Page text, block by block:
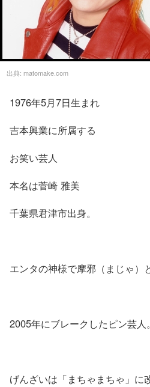
出典: matomake.com
1976年5月7日生まれ
吉本興業に所属する
お笑い芸人
本名は菅崎 雅美
千葉県君津市出身。
エンタの神様で摩邪（まじゃ）
2005年にブレークしたピン芸人。
げんざいは「まちゃまちゃ」に